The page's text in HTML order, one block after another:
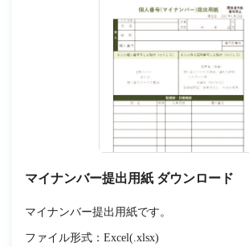
マイナンバー提出用紙 ダウンロード
マイナンバー提出用紙です。
ファイル形式：Excel(.xlsx)